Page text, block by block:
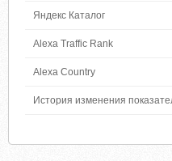
Яндекс Каталог
Alexa Traffic Rank
Alexa Country
История изменения